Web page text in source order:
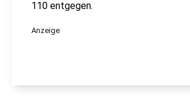
110 entgegen.
Anzeige